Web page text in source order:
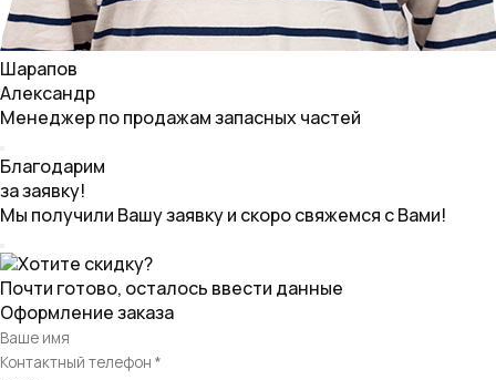
Шарапов
Александр
Менеджер по продажам запасных частей
Благодарим
за заявку!
Мы получили Вашу заявку и скоро свяжемся с Вами!
Хотите скидку?
Почти готово, осталось ввести данные
Оформление заказа